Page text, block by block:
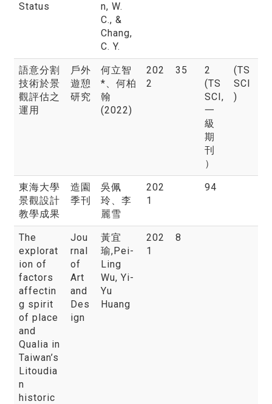
Status
n, W.
C., &
Chang,
C. Y.
語意分割
技術於景
觀評估之
運用
戶外
遊憩
研究
何立智
*、何柏
翰
(2022)
202
2
35
2
(TS
SCI,
一
級
期
刊
）
(TS
SCI
)
東海大學
景觀設計
教學成果
造園
季刊
吳佩
玲 、李
麗雪
202
1
94
The
explorat
ion of
factors
affectin
g spirit
of place
and
Qualia in
Taiwan’s
Litoudia
n
historic
Jou
rnal
of
Art
and
Des
ign
黃宜
瑜,Pei-
Ling
Wu, Yi-
Yu
Huang
202
1
8